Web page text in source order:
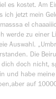
es kostet. Am
ich jetzt mein
el
werde zu einer
Auswahl.
Die
doch nicht,
und habe
auf